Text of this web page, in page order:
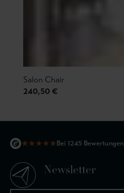
Salon Chair
240,50 €
★★★★★Bei 1245 Bewertungen
Newsletter